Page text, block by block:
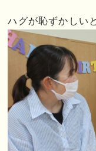
ハグが恥ずかしい